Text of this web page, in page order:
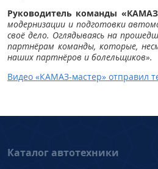
Руководитель команды
модернизации и подготовки
своё дело. Оглядываясь на
партнёрам команды, которые,
наших партнёров и болельщиков».
Видео «КАМАЗ-мастер» отправил
Каталог автотехники